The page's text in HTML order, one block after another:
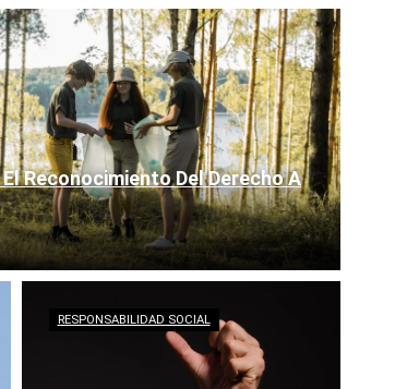
Reconocimiento Del Derecho A
RESPONSABILIDAD SOCIAL